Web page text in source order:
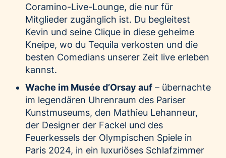
Coramino-Live-Lounge, die nur für
Mitglieder zugänglich ist. Du begleitest
Kevin und seine Clique in diese geheime
Kneipe, wo du Tequila verkosten und die
besten Comedians unserer Zeit live erleben
kannst.
Wache im Musée d’Orsay auf – übernachte
im legendären Uhrenraum des Pariser
Kunstmuseums, den Mathieu Lehanneur,
der Designer der Fackel und des
Feuerkessels der Olympischen Spiele in
Paris 2024, in ein luxuriöses Schlafzimmer